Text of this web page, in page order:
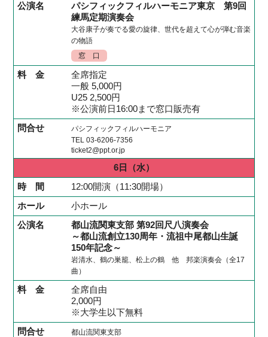
パシフィックフィルハーモニア東京 第9回
練馬定期演奏会
大谷康子が奏でる愛の旋律、世代を超えて心が弾む音楽
の物語
窓 口
全席指定
一般 5,000円
U25 2,500円
※公演前日16:00まで窓口販売有
パシフィックフィルハーモニア
TEL 03-6206-7356
ticket2@ppt.or.jp
6日
（水）
12:00開演（11:30開場）
小ホール
都山流関東支部 第92回尺八演奏会
～都山流創立130周年・流祖中尾都山生誕
150年記念～
岩清水、鶴の巣籠、松上の鶴 他 邦楽演奏会（全17
曲）
全席自由
2,000円
※大学生以下無料
都山流関東支部